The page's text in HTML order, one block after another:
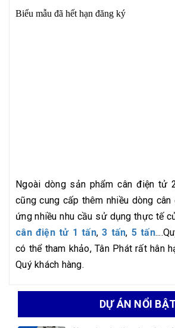
Ngoài dòng sản phẩm cân điện tử
cũng cung cấp thêm nhiều dòng
ứng nhiều nhu cầu sử dụng thực tế
cân điện tử 1 tấn,3 tấn, 5 tấn
có thể tham khảo, Tân Phát rất hân
Quý khách hàng.
DỰ ÁN NỔI